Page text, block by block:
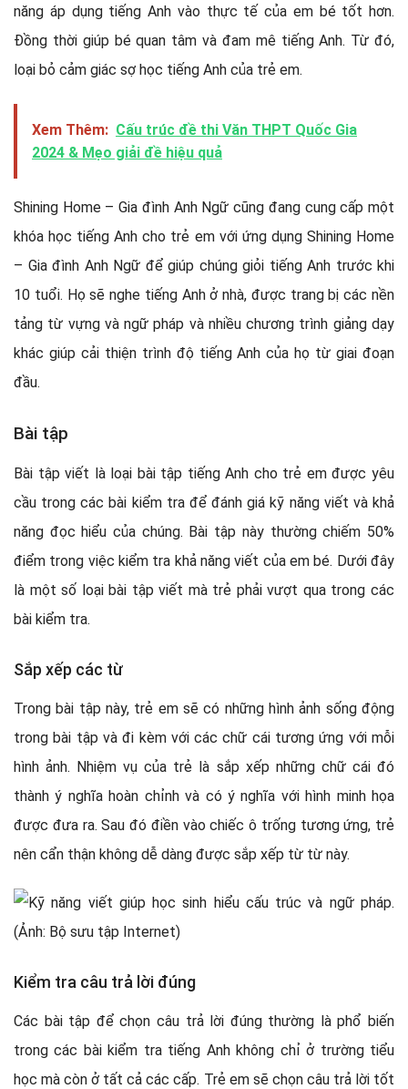
năng áp dụng tiếng Anh vào thực tế của em bé tốt hơn.
Đồng thời giúp bé quan tâm và đam mê tiếng Anh. Từ đó,
loại bỏ cảm giác sợ học tiếng Anh của trẻ em.
Xem Thêm: Cấu trúc đề thi Văn THPT Quốc Gia
2024 & Mẹo giải đề hiệu quả
Shining Home – Gia đình Anh Ngữ cũng đang cung cấp một
khóa học tiếng Anh cho trẻ em với ứng dụng Shining Home
– Gia đình Anh Ngữ để giúp chúng giỏi tiếng Anh trước khi
10 tuổi. Họ sẽ nghe tiếng Anh ở nhà, được trang bị các nền
tảng từ vựng và ngữ pháp và nhiều chương trình giảng dạy
khác giúp cải thiện trình độ tiếng Anh của họ từ giai đoạn
đầu.
Bài tập
Bài tập viết là loại bài tập tiếng Anh cho trẻ em được yêu
cầu trong các bài kiểm tra để đánh giá kỹ năng viết và khả
năng đọc hiểu của chúng. Bài tập này thường chiếm 50%
điểm trong việc kiểm tra khả năng viết của em bé. Dưới đây
là một số loại bài tập viết mà trẻ phải vượt qua trong các
bài kiểm tra.
Sắp xếp các từ
Trong bài tập này, trẻ em sẽ có những hình ảnh sống động
trong bài tập và đi kèm với các chữ cái tương ứng với mỗi
hình ảnh. Nhiệm vụ của trẻ là sắp xếp những chữ cái đó
thành ý nghĩa hoàn chỉnh và có ý nghĩa với hình minh họa
được đưa ra. Sau đó điền vào chiếc ô trống tương ứng, trẻ
nên cẩn thận không dễ dàng được sắp xếp từ từ này.
Kiểm tra câu trả lời đúng
Các bài tập để chọn câu trả lời đúng thường là phổ biến
trong các bài kiểm tra tiếng Anh không chỉ ở trường tiểu
học mà còn ở tất cả các cấp. Trẻ em sẽ chọn câu trả lời tốt